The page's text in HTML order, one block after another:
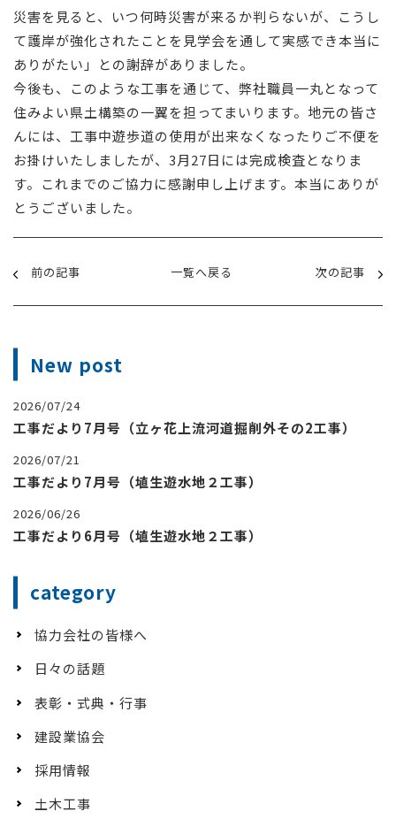
災害を見ると、いつ何時災害が来るか判らないが、こうし
て護岸が強化されたことを見学会を通して実感でき本当に
ありがたい」との謝辞がありました。
今後も、このような工事を通じて、弊社職員一丸となって
住みよい県土構築の一翼を担ってまいります。地元の皆さ
んには、工事中遊歩道の使用が出来なくなったりご不便を
お掛けいたしましたが、3月27日には完成検査となりま
す。これまでのご協力に感謝申し上げます。本当にありが
とうございました。
前の記事 一覧へ戻る 次の記事
New post
2026/07/24
工事だより7月号（立ヶ花上流河道掘削外その2工事）
2026/07/21
工事だより7月号（埴生遊水地２工事）
2026/06/26
工事だより6月号（埴生遊水地２工事）
category
協力会社の皆様へ
日々の話題
表彰・式典・行事
建設業協会
採用情報
土木工事